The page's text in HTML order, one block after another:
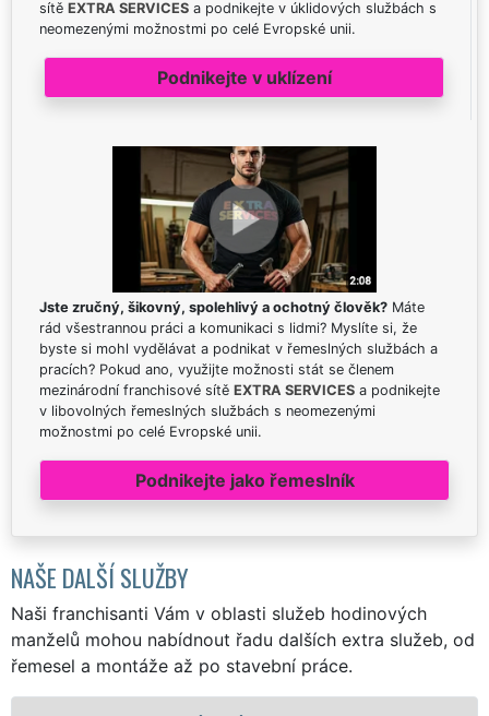
sítě EXTRA SERVICES a podnikejte v úklidových službách s
neomezenými možnostmi po celé Evropské unii.
Podnikejte v uklízení
Jste zručný, šikovný, spolehlivý a ochotný člověk? Máte
rád všestrannou práci a komunikaci s lidmi? Myslíte si, že
byste si mohl vydělávat a podnikat v řemeslných službách a
pracích? Pokud ano, využijte možnosti stát se členem
mezinárodní franchisové sítě EXTRA SERVICES a podnikejte
v libovolných řemeslných službách s neomezenými
možnostmi po celé Evropské unii.
Podnikejte jako řemeslník
NAŠE DALŠÍ SLUŽBY
Naši franchisanti Vám v oblasti služeb hodinových
manželů mohou nabídnout řadu dalších extra služeb, od
řemesel a montáže až po stavební práce.